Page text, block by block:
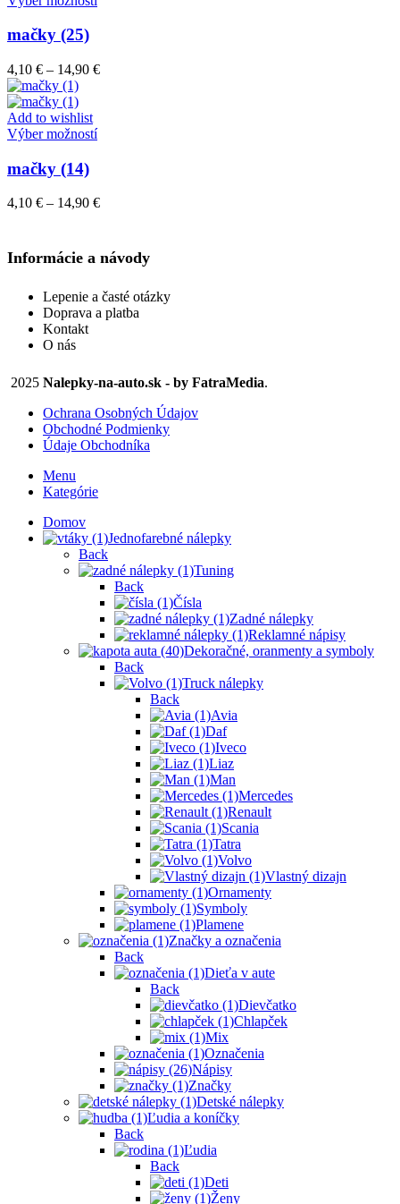
na
variantov.
vybrať
na
mačky (25)
4,10 € – 14,90 €Price
Add to wishlist
Výber možnostíTento
variantov.
vybrať
stránke
produktu.
mačky (14)
4,10 € – 14,90 €Price
through
14,90 €
Informácie a návody
Lepenie a časté otázky
Doprava a platba
Kontakt
O nás
2025 Nalepky-na-auto.sk - by FatraMedia.
Ochrana Osobných Údajov
Obchodné Podmienky
Údaje Obchodníka
Menu
Kategórie
Domov
Jednofarebné nálepky
Back
Tuning
Back
Čísla
Zadné nálepky
Reklamné nápisy
Dekoračné, oranmenty a symboly
Back
Truck nálepky
Back
Avia
Daf
Iveco
Liaz
Man
Mercedes
Renault
Scania
Tatra
Volvo
Vlastný dizajn
Ornamenty
Symboly
Plamene
Značky a označenia
Back
Dieťa v aute
Back
Dievčatko
Chlapček
Mix
Označenia
Nápisy
Značky
Detské nálepky
Ľudia a koníčky
Back
Ľudia
Back
Deti
Ženy